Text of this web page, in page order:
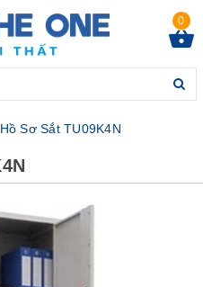
0
Sơ Sắt TU09K4N